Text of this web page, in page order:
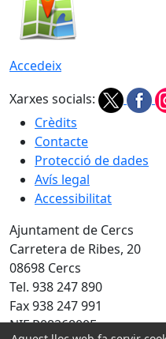
Accedeix
Xarxes socials:
Crèdits
Contacte
Protecció de dades
Avís legal
Accessibilitat
Ajuntament de Cercs
Carretera de Ribes, 20
08698 Cercs
Tel. 938 247 890
Fax 938 247 991
NIF P0826800E